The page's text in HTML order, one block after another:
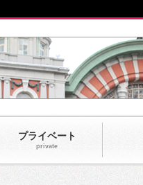
プライベート
private‎